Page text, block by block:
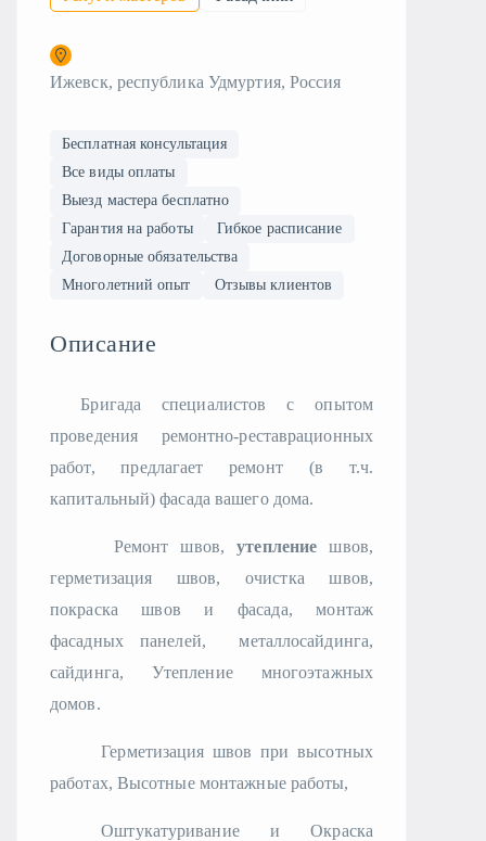
Ижевск, республика Удмуртия, Россия
Бесплатная консультация
Все виды оплаты
Выезд мастера бесплатно
Гарантия на работы
Гибкое расписание
Договорные обязательства
Многолетний опыт
Отзывы клиентов
Описание
Бригада специалистов с опытом
проведения ремонтно-реставрационных
работ, предлагает ремонт (в т.ч.
капитальный) фасада вашего дома.
Ремонт швов,утепление швов,
герметизация швов, очистка швов,
покраска швов и фасада, монтаж
фасадных панелей,
металлосайдинга,
сайдинга, Утепление многоэтажных
домов.
Герметизация швов при высотных
работах, Высотные монтажные работы,
Оштукатуривание и Окраска